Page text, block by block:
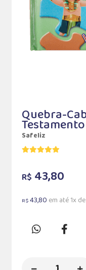
Quebra-
Testamento
Safeliz
R$ 43,80
R$43,80 em até 1x